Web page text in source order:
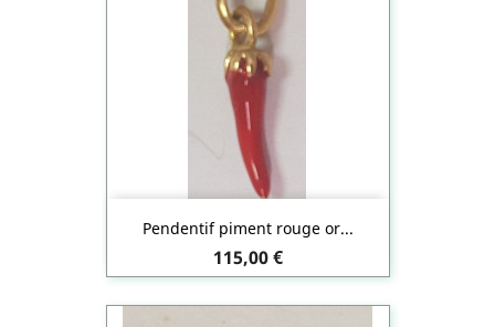
Pendentif piment rouge or...
Prix
115,00 €